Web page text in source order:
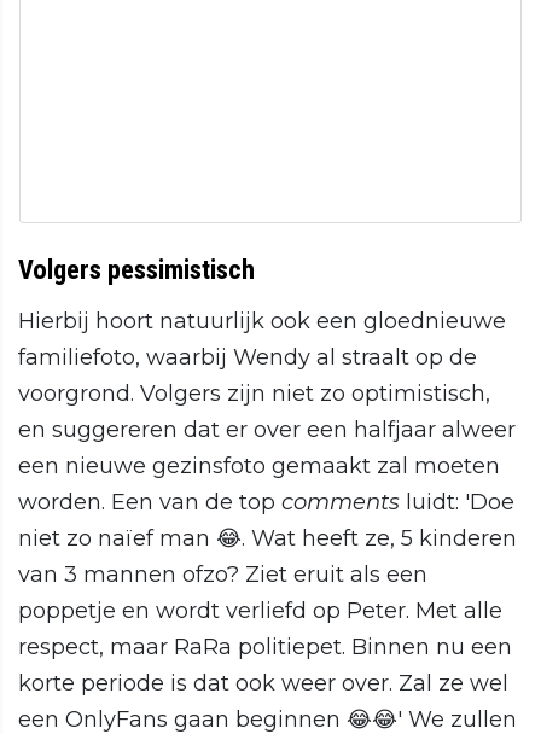
Volgers pessimistisch
Hierbij hoort natuurlijk ook een gloednieuwe
familiefoto, waarbij Wendy al straalt op de
voorgrond. Volgers zijn niet zo optimistisch,
en suggereren dat er over een halfjaar alweer
een nieuwe gezinsfoto gemaakt zal moeten
worden. Een van de top comments luidt: 'Doe
niet zo naïef man 😂. Wat heeft ze, 5 kinderen
van 3 mannen ofzo? Ziet eruit als een
poppetje en wordt verliefd op Peter. Met alle
respect, maar RaRa politiepet. Binnen nu een
korte periode is dat ook weer over. Zal ze wel
een OnlyFans gaan beginnen 😂😂' We zullen